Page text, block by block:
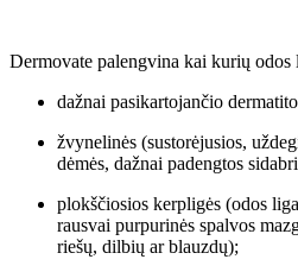
Dermovate palengvina kai kurių odos
dažnai pasikartojančio
žvynelinės (sustorėjusios,
dėmės, dažnai padengtos
plokščiosios kerpligės (odos
rausvai purpurinės spalvos
riešų, dilbių ar blauzdų);